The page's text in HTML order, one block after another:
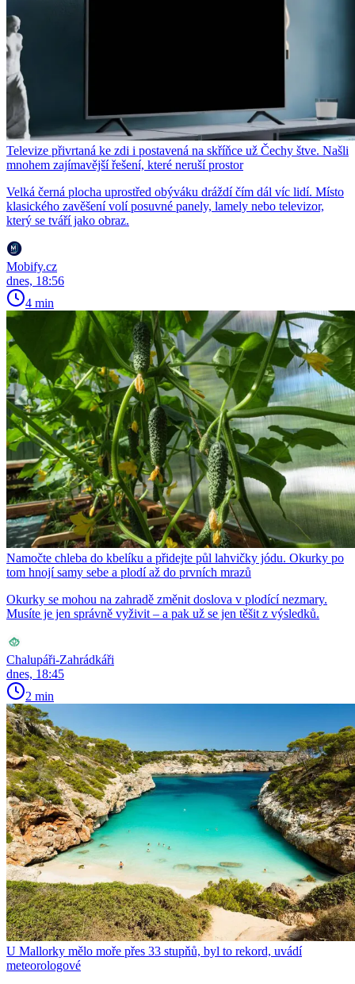
Televize přivrtaná ke zdi i postavená na skříňce už Čechy štve. Našli
mnohem zajímavější řešení, které neruší prostor
Velká černá plocha uprostřed obýváku dráždí čím dál víc lidí. Místo
klasického zavěšení volí posuvné panely, lamely nebo televizor,
který se tváří jako obraz.
Mobify.cz
dnes, 18:56
4 min
Namočte chleba do kbelíku a přidejte půl lahvičky jódu. Okurky po
tom hnojí samy sebe a plodí až do prvních mrazů
Okurky se mohou na zahradě změnit doslova v plodící nezmary.
Musíte je jen správně vyživit – a pak už se jen těšit z výsledků.
Chalupáři-Zahrádkáři
dnes, 18:45
2 min
U Mallorky mělo moře přes 33 stupňů, byl to rekord, uvádí
meteorologové